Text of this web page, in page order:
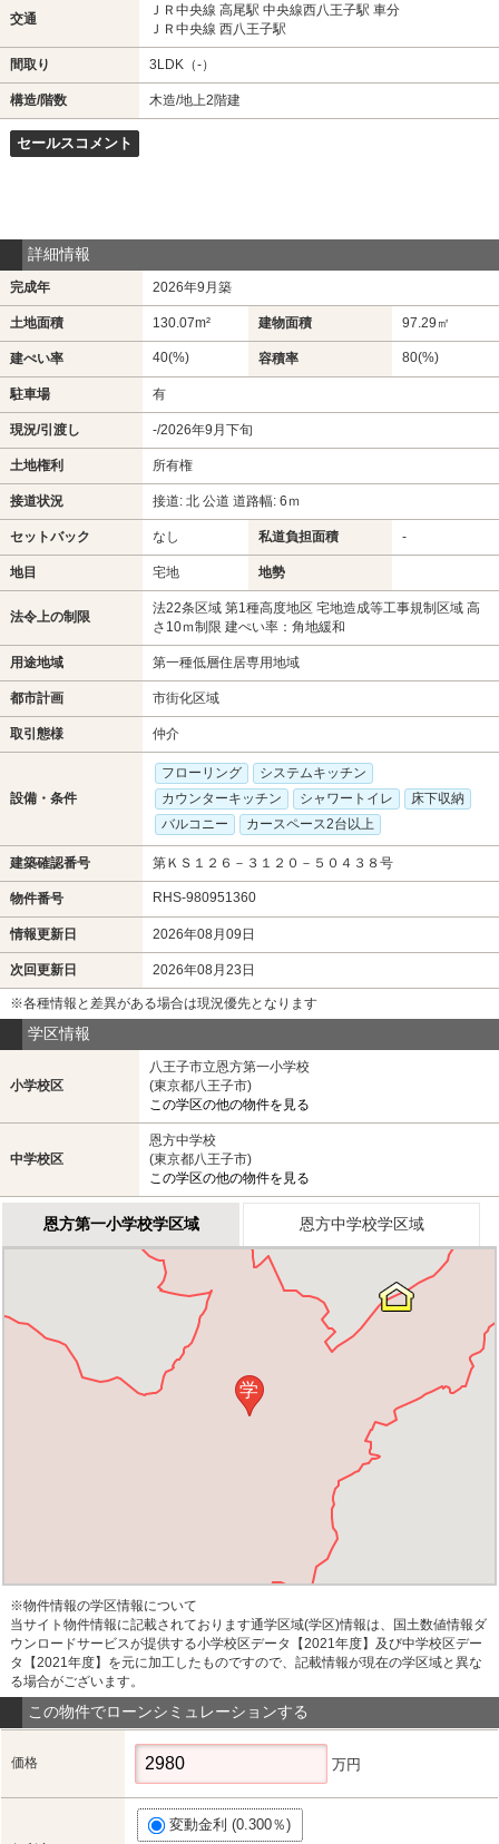
交通
ＪＲ中央線 高尾駅 中央線西八王子駅 車分
ＪＲ中央線 西八王子駅
間取り 3LDK（-）
構造/階数 木造/地上2階建
セールスコメント
詳細情報
完成年 2026年9月築
土地面積 130.07m² 建物面積 97.29㎡
建ぺい率 40(%) 容積率 80(%)
駐車場 有
現況/引渡し -/2026年9月下旬
土地権利 所有権
接道状況 接道: 北 公道 道路幅: 6ｍ
セットバック なし 私道負担面積 -
地目 宅地 地勢
法令上の制限
法22条区域 第1種高度地区 宅地造成等工事規制区域 高
さ10ｍ制限 建ぺい率：角地緩和
用途地域 第一種低層住居専用地域
都市計画 市街化区域
取引態様 仲介
設備・条件
フローリング
システムキッチン
カウンターキッチン
シャワートイレ
床下収納
バルコニー
カースペース2台以上
建築確認番号 第ＫＳ１２６－３１２０－５０４３８号
物件番号 RHS-980951360
情報更新日 2026年08月09日
次回更新日 2026年08月23日
※各種情報と差異がある場合は現況優先となります
学区情報
小学校区
八王子市立恩方第一小学校
(東京都八王子市)
この学区の他の物件を見る
中学校区
恩方中学校
(東京都八王子市)
この学区の他の物件を見る
恩方第一小学校学区域 恩方中学校学区域
学
※物件情報の学区情報について
当サイト物件情報に記載されております通学区域(学区)情報は、国土数値情報ダ
ウンロードサービスが提供する小学校区データ【2021年度】及び中学校区デー
タ【2021年度】を元に加工したものですので、記載情報が現在の学区域と異な
る場合がございます。
この物件でローンシミュレーションする
価格 万円
変動金利 (0.300％)